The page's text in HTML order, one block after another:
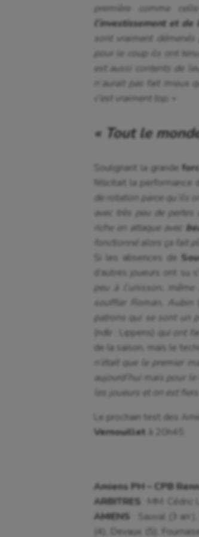
première comme
l’investissement et de
sont vraiment
pour le coup ils ont
est aussi contents de
n’aurait pas fait
c’est vraiment top.
« Tout le
Soulignant la grande
félicitait la performance
de rotation parce qu’ils
avec très peu de
riche en attaque avec
fonctionné alors ça fait
Si les absences de
d’autres joueurs ont su
peu à l’unisson,
souffler Roman, Aubin
patrons qui se sont un
(ndlr : Lippens)
qui ont fait
de la saison, mais le
n’était que le premier
aujourd’hui mais pour
les joueurs et on est
Le prochain test des
Vernouillet à 20h45.
Amiens PH – CPB
ARBITRES : MM.
AMIENS : Sauval (3
(4), Devaux (5),